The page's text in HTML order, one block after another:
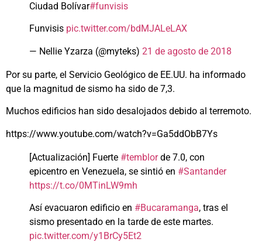
Ciudad Bolívar#funvisis
Funvisis pic.twitter.com/bdMJALeLAX
— Nellie Yzarza (@myteks) 21 de agosto de 2018
Por su parte, el Servicio Geológico de EE.UU. ha informado
que la magnitud de sismo ha sido de 7,3.
Muchos edificios han sido desalojados debido al terremoto.
https://www.youtube.com/watch?v=Ga5ddObB7Ys
[Actualización] Fuerte #temblorde 7.0, con
epicentro en Venezuela, se sintió en #Santander
https://t.co/0MTinLW9mh
Así evacuaron edificio en #Bucaramanga, tras el
sismo presentado en la tarde de este martes.
pic.twitter.com/y1BrCy5Et2